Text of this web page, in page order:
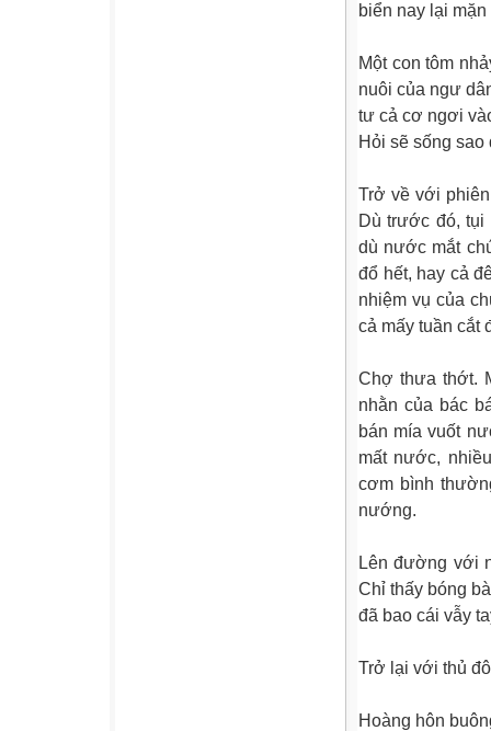
biển nay lại
Một con tôm
nuôi của ngư
tư cả cơ ngơi
Hỏi sẽ sống sao
Trở về với
Dù trước đó, tụi
dù nước mắt
đổ hết, hay cả
nhiệm vụ của
cả mấy tuần cắt
Chợ thưa thớt.
nhằn của bác
bán mía vuốt
mất nước,
cơm bình
nướng.
Lên đường với
Chỉ thấy bóng
đã bao cái vẫy
Trở lại với thủ
Hoàng hôn